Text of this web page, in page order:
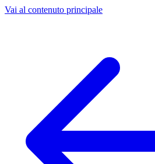
Vai al contenuto principale